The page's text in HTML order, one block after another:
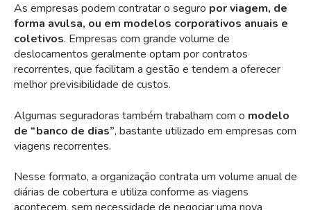
As empresas podem contratar o seguro por viagem, de
forma avulsa, ou em modelos corporativos anuais e
coletivos. Empresas com grande volume de
deslocamentos geralmente optam por contratos
recorrentes, que facilitam a gestão e tendem a oferecer
melhor previsibilidade de custos.
Algumas seguradoras também trabalham com o modelo
de “banco de dias”, bastante utilizado em empresas com
viagens recorrentes.
Nesse formato, a organização contrata um volume anual de
diárias de cobertura e utiliza conforme as viagens